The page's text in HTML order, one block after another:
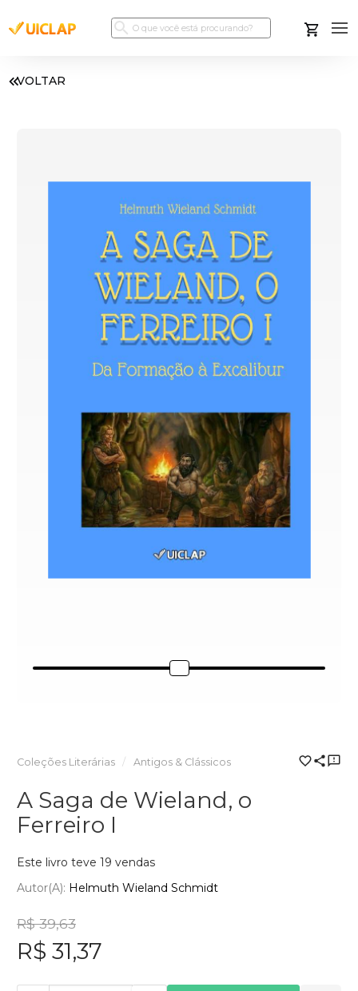
VOLTAR
Coleções Literárias Antigos & Clássicos
A Saga de Wieland, o
Ferreiro I
Este livro teve 19 vendas
Autor(a): Helmuth Wieland Schmidt
R$ 39,63
R$ 31,37